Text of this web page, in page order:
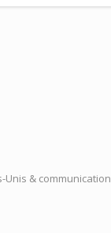
& communication